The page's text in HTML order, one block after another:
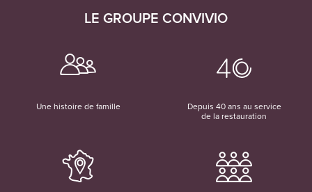
LE GROUPE CONVIVIO
Une histoire de famille
Depuis 40 ans au service
de la restauration